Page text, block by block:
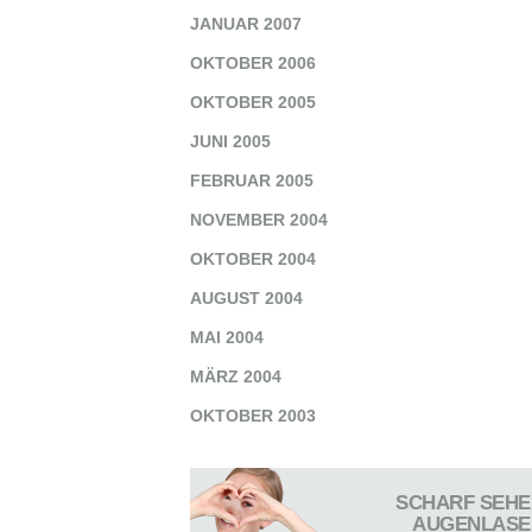
JANUAR 2007
OKTOBER 2006
OKTOBER 2005
JUNI 2005
FEBRUAR 2005
NOVEMBER 2004
OKTOBER 2004
AUGUST 2004
MAI 2004
MÄRZ 2004
OKTOBER 2003
SCHARF